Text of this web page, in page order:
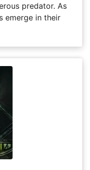
predator. As
emerge in their